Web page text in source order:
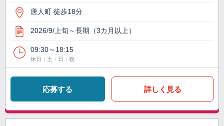
唐人町 徒歩18分
2026/9/上旬～長期（3カ月以上）
09:30～18:15
休日：土・日・祝
応募する 詳しく見る